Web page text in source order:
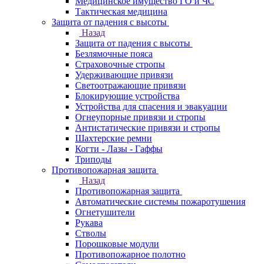
Тактическая медицина
Защита от падения с высоты
Назад
Защита от падения с высоты
Безлямочные пояса
Страховочные стропы
Удерживающие привязи
Светоотражающие привязи
Блокирующие устройства
Устройства для спасения и эвакуации
Огнеупорные привязи и стропы
Антистатические привязи и стропы
Шахтерские ремни
Когти - Лазы - Гаффы
Триподы
Противопожарная защита
Назад
Противопожарная защита
Автоматические системы пожаротушения
Огнетушители
Рукава
Стволы
Порошковые модули
Противопожарное полотно